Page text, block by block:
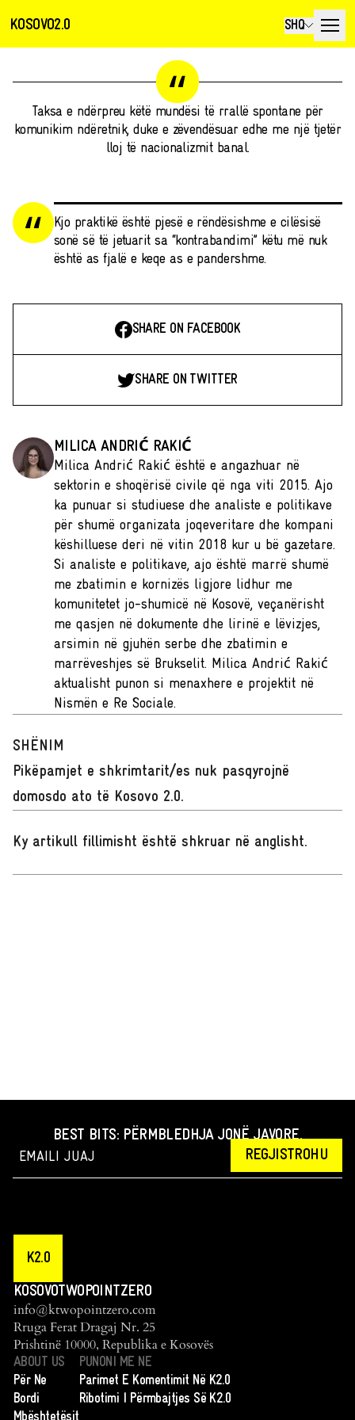
KOSOVO2.0 SHQ
Taksa e ndërpreu këtë mundësi të rrallë spontane për
komunikim ndëretnik, duke e zëvendësuar edhe me një tjetër
lloj të nacionalizmit banal.
Kjo praktikë është pjesë e rëndësishme e cilësisë
sonë së të jetuarit sa “kontrabandimi” këtu më nuk
është as fjalë e keqe as e pandershme.
SHARE ON FACEBOOK
SHARE ON TWITTER
MILICA ANDRIĆ RAKIĆ
Milica Andrić Rakić është e angazhuar në
sektorin e shoqërisë civile që nga viti 2015. Ajo
ka punuar si studiuese dhe analiste e politikave
për shumë organizata joqeveritare dhe kompani
këshilluese deri në vitin 2018 kur u bë gazetare.
Si analiste e politikave, ajo është marrë shumë
me zbatimin e kornizës ligjore lidhur me
komunitetet jo-shumicë në Kosovë, veçanërisht
me qasjen në dokumente dhe lirinë e lëvizjes,
arsimin në gjuhën serbe dhe zbatimin e
marrëveshjes së Brukselit. Milica Andrić Rakić
aktualisht punon si menaxhere e projektit në
Nismën e Re Sociale.
SHËNIM
Pikëpamjet e shkrimtarit/es nuk pasqyrojnë
domosdo ato të Kosovo 2.0.
Ky artikull fillimisht është shkruar në anglisht.
BEST BITS: PËRMBLEDHJA JONË JAVORE.
REGJISTROHU
K2.0
KOSOVOTWOPOINTZERO
info@ktwopointzero.com
Rruga Ferat Dragaj Nr. 25
Prishtinë 10000, Republika e Kosovës
ABOUT US
Për Ne
Bordi
PUNONI ME NE
Parimet E Komentimit Në K2.0
Ribotimi I Përmbajtjes Së K2.0